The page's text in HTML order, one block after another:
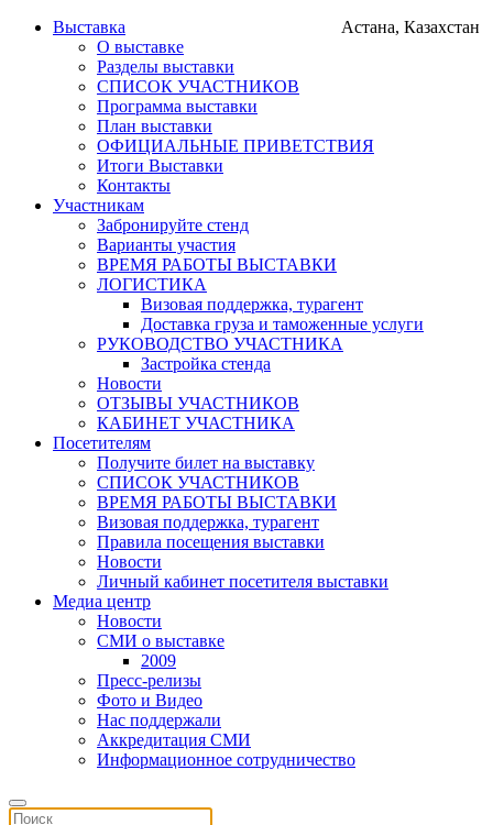
Астана, Казахстан
Выставка
О выставке
Разделы выставки
СПИСОК УЧАСТНИКОВ
Программа выставки
План выставки
ОФИЦИАЛЬНЫЕ ПРИВЕТСТВИЯ
Итоги Выставки
Контакты
Участникам
Забронируйте стенд
Варианты участия
ВРЕМЯ РАБОТЫ ВЫСТАВКИ
ЛОГИСТИКА
Визовая поддержка, турагент
Доставка груза и таможенные услуги
РУКОВОДСТВО УЧАСТНИКА
Застройка стенда
Новости
ОТЗЫВЫ УЧАСТНИКОВ
КАБИНЕТ УЧАСТНИКА
Посетителям
Получите билет на выставку
СПИСОК УЧАСТНИКОВ
ВРЕМЯ РАБОТЫ ВЫСТАВКИ
Визовая поддержка, турагент
Правила посещения выставки
Новости
Личный кабинет посетителя выставки
Медиа центр
Новости
СМИ о выставке
2009
Пресс-релизы
Фото и Видео
Нас поддержали
Аккредитация СМИ
Информационное сотрудничество